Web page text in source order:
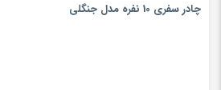
چادر سفری 10 نفره مدل جنگلی